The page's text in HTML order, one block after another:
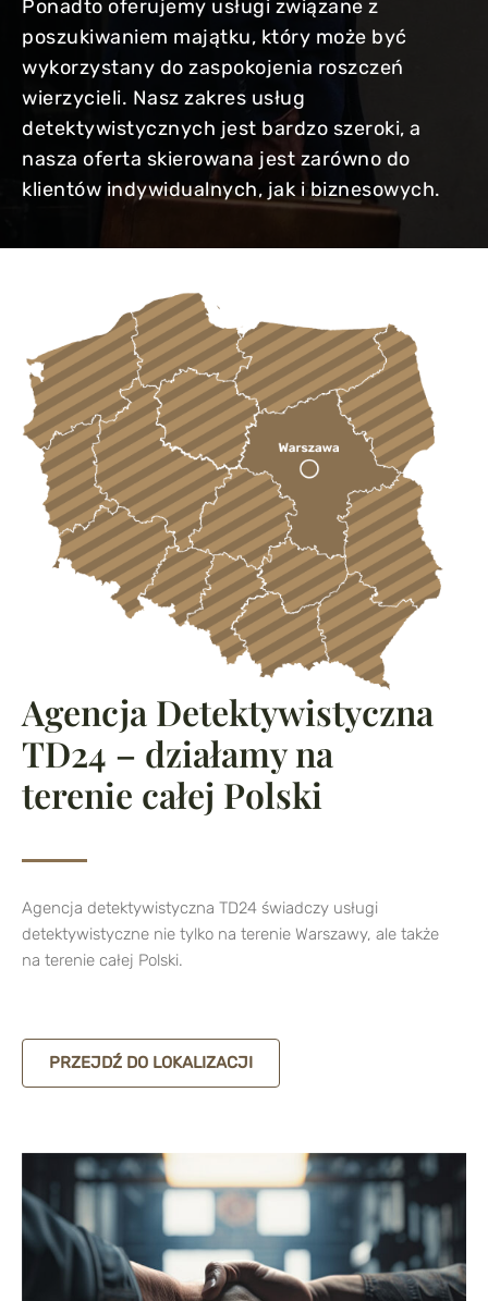
Ponadto oferujemy usługi związane z
poszukiwaniem majątku, który może być
wykorzystany do zaspokojenia roszczeń
wierzycieli. Nasz zakres usług
detektywistycznych jest bardzo szeroki, a
nasza oferta skierowana jest zarówno do
klientów indywidualnych, jak i biznesowych.
Agencja Detektywistyczna
TD24 – działamy na
terenie całej Polski
Agencja detektywistyczna TD24 świadczy usługi
detektywistyczne nie tylko na terenie Warszawy, ale także
na terenie całej Polski.
PRZEJDŹ DO LOKALIZACJI